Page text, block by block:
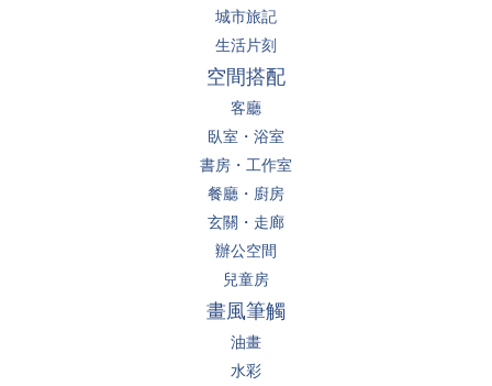
城市旅記
生活片刻
空間搭配
客廳
臥室・浴室
書房・工作室
餐廳・廚房
玄關・走廊
辦公空間
兒童房
畫風筆觸
油畫
水彩